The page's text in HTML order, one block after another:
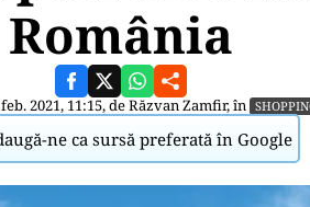
România
2021, 11:15, deRăzvan Zamfir, în
ne ca sursă preferată în Google